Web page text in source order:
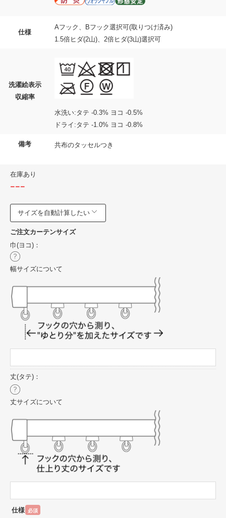
仕様
Aフック、Bフック選択可(取りつけ済み)
1.5倍ヒダ(2山)、2倍ヒダ(3山)選択可
洗濯絵表示
収縮率
水洗い:タテ -0.3% ヨコ -0.5%
ドライ:タテ -1.0% ヨコ -0.8%
備考 共布のタッセルつき
在庫あり
---
サイズを自動計算したい
ご注文カーテンサイズ
巾(ヨコ)：
幅サイズについて
丈(タテ)：
丈サイズについて
仕様 必須